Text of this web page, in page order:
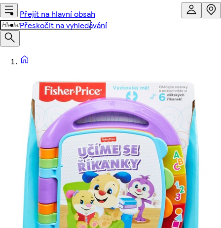
Přejít na hlavní obsah
Přeskočit na vyhledávání